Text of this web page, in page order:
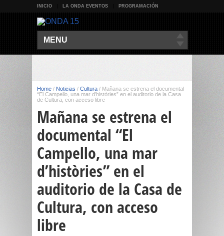
INICIO LA ONDA EVENTOS PROGRAMACIÓN
MENU
Home / Noticias / Cultura / Mañana se estrena el documental
“El Campello, una mar d’històries” en el auditorio de la Casa
de Cultura, con acceso libre
Mañana se estrena el
documental “El
Campello, una mar
d’històries” en el
auditorio de la Casa de
Cultura, con acceso
libre